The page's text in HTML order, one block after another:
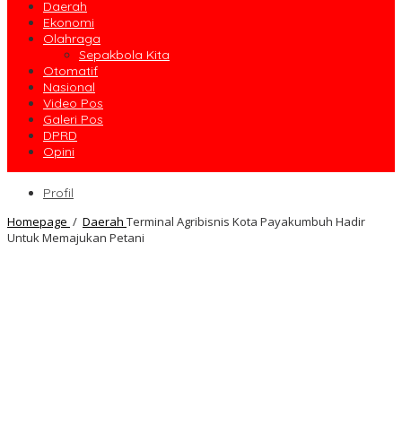
Daerah
Ekonomi
Olahraga
Sepakbola Kita
Otomatif
Nasional
Video Pos
Galeri Pos
DPRD
Opini
Profil
Homepage / Daerah Terminal Agribisnis Kota Payakumbuh Hadir
Untuk Memajukan Petani